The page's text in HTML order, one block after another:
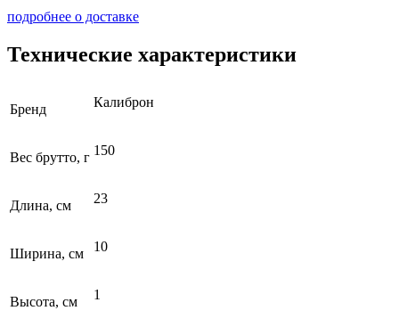
подробнее о доставке
Технические характеристики
Бренд Калиброн
Вес брутто, г 150
Длина, см 23
Ширина, см 10
Высота, см 1